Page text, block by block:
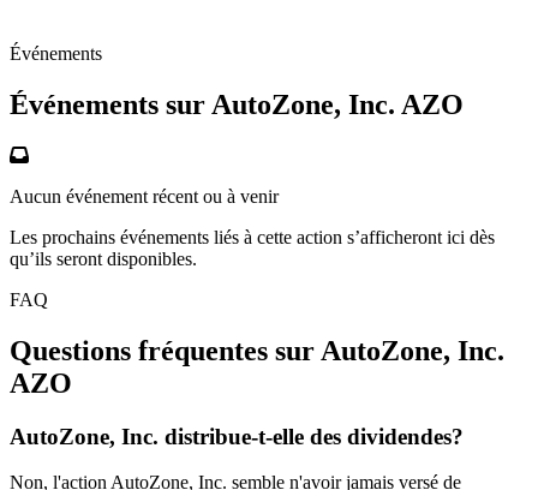
Événements
Événements sur AutoZone, Inc. AZO
Aucun événement récent ou à venir
Les prochains événements liés à cette action s’afficheront ici dès
qu’ils seront disponibles.
FAQ
Questions fréquentes sur AutoZone, Inc.
AZO
AutoZone, Inc. distribue-t-elle des dividendes?
Non, l'action AutoZone, Inc. semble n'avoir jamais versé de